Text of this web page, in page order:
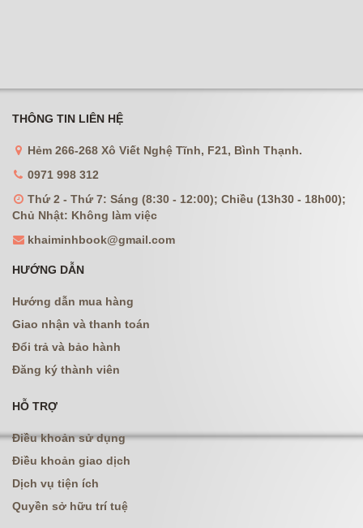
THÔNG TIN LIÊN HỆ
Hẻm 266-268 Xô Viết Nghệ Tĩnh, F21, Bình Thạnh.
0971 998 312
Thứ 2 - Thứ 7: Sáng (8:30 - 12:00); Chiều (13h30 - 18h00);
Chủ Nhật: Không làm việc
khaiminhbook@gmail.com
HƯỚNG DẪN
Hướng dẫn mua hàng
Giao nhận và thanh toán
Đổi trả và bảo hành
Đăng ký thành viên
HỖ TRỢ
Điều khoản sử dụng
Điều khoản giao dịch
Dịch vụ tiện ích
Quyền sở hữu trí tuệ